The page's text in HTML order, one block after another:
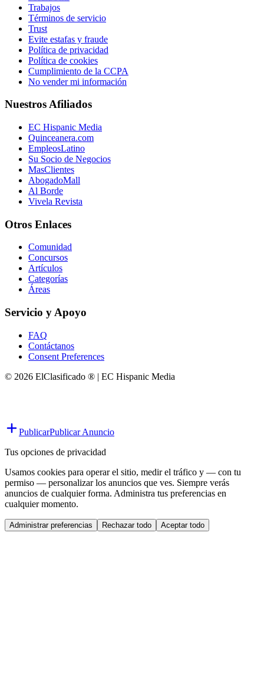
Trabajos
Términos de servicio
Trust
Evite estafas y fraude
Política de privacidad
Política de cookies
Cumplimiento de la CCPA
No vender mi información
Nuestros Afiliados
EC Hispanic Media
Quinceanera.com
EmpleosLatino
Su Socio de Negocios
MasClientes
AbogadoMall
Al Borde
Vivela Revista
Otros Enlaces
Comunidad
Concursos
Artículos
Categorías
Áreas
Servicio y Apoyo
FAQ
Contáctanos
Consent Preferences
© 2026 ElClasificado ® | EC Hispanic Media
PublicarPublicar Anuncio
Tus opciones de privacidad
Usamos cookies para operar el sitio, medir el tráfico y — con tu
permiso — personalizar los anuncios que ves. Siempre verás
anuncios de cualquier forma. Administra tus preferencias en
cualquier momento.
Administrar preferencias Rechazar todo Aceptar todo